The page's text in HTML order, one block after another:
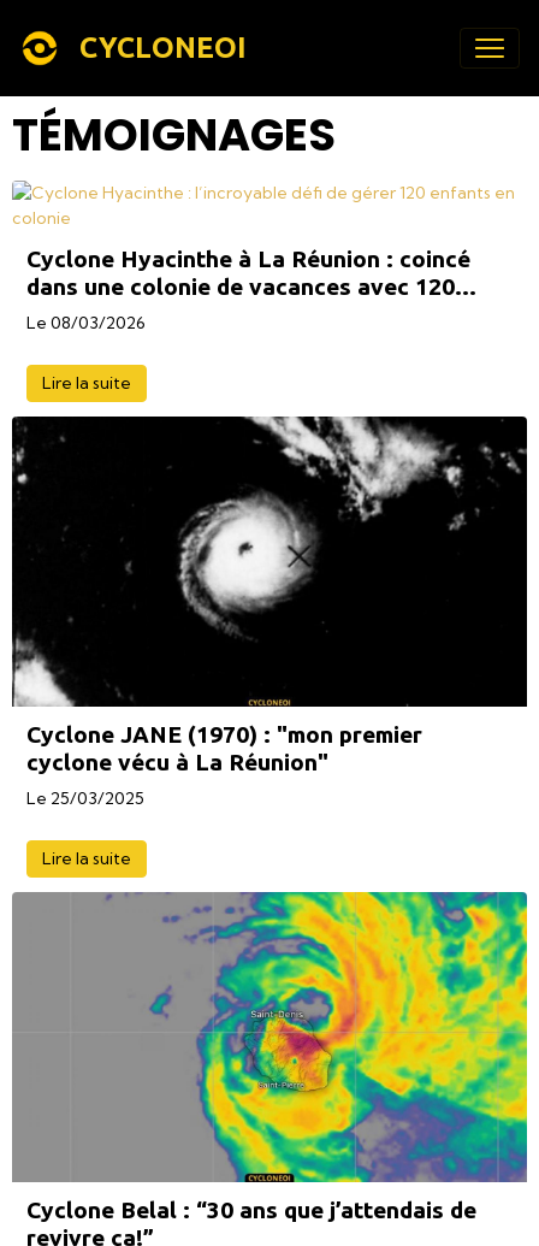
CYCLONEOI
TÉMOIGNAGES
Cyclone Hyacinthe à La Réunion : coincé
dans une colonie de vacances avec 120
enfants à gérer
Le 08/03/2026
Lire la suite
Cyclone JANE (1970) : "mon premier
cyclone vécu à La Réunion"
Le 25/03/2025
Lire la suite
Cyclone Belal : “30 ans que j’attendais de
revivre ça!”